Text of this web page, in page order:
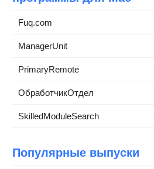
Fuq.com
ManagerUnit
PrimaryRemote
ОбработчикОтдел
SkilledModuleSearch
Популярные выпуски